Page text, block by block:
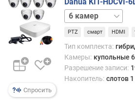
V
G
A
(
ш
)
а
Спросить
камеры3
камеры4
камеры8
камер
PTZ смарт HDMI
Тип комплекта:
Камеры: купольные
Разрешение записи:
Накопитель: слотов